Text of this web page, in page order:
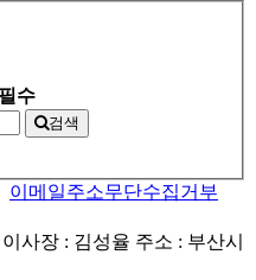
필수
검색
이메일주소무단수집거부
이사장 : 김성율 주소 : 부산시